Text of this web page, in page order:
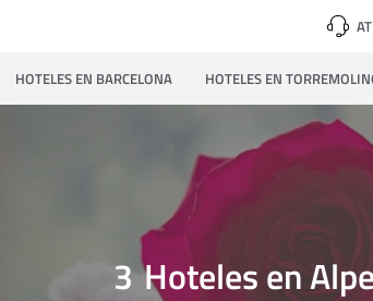
HOTELES EN BARCELONA HOTELES EN
Hoteles en
3